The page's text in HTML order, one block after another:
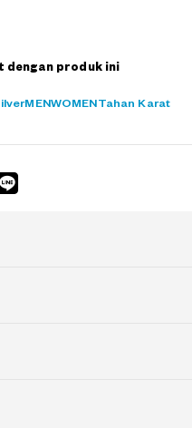
dengan produk ini
MENWOMEN Tahan Karat